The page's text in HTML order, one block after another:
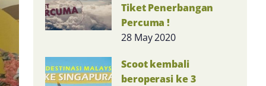
Tiket Penerbangan
Percuma !
28 May 2020
Scoot kembali
beroperasi ke 3